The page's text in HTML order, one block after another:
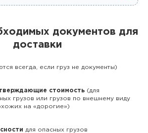
документов для
доставки
всегда, если груз не документы)
стоимость (для
грузов или грузов по внешнему виду
на «дорогие»)
для опасных грузов